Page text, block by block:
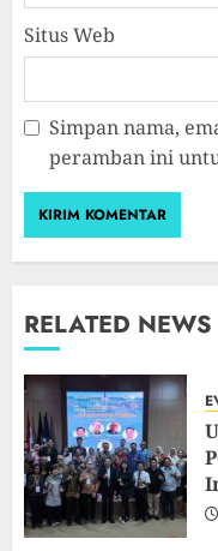
Situs Web
Simpan nama,
peramban ini
RELATED NEWS